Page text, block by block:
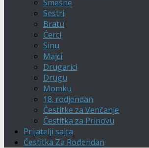
Smešne
Sestri
Bratu
Ćerci
Sinu
Majci
Drugarici
Drugu
Momku
18. rodjendan
Čestitke za Venčanje
Čestitka za Prinovu
Prijatelji sajta
Čestitka Za Rođendan